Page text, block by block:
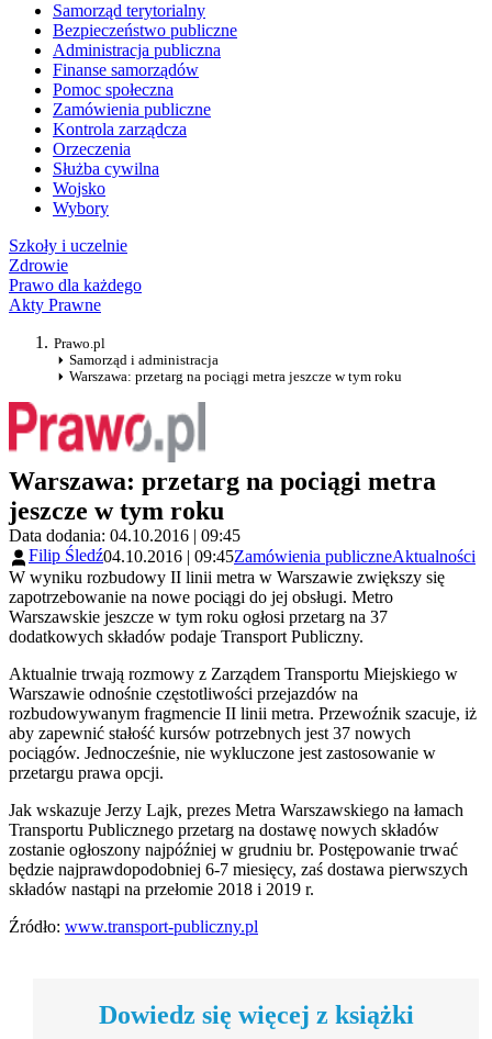
Samorząd terytorialny
Bezpieczeństwo publiczne
Administracja publiczna
Finanse samorządów
Pomoc społeczna
Zamówienia publiczne
Kontrola zarządcza
Orzeczenia
Służba cywilna
Wojsko
Wybory
Szkoły i uczelnie
Zdrowie
Prawo dla każdego
Akty Prawne
Prawo.pl
Samorząd i administracja
Warszawa: przetarg na pociągi metra jeszcze w tym roku
Warszawa: przetarg na pociągi metra
jeszcze w tym roku
Data dodania: 04.10.2016 | 09:45
Filip Śledź04.10.2016 | 09:45Zamówienia publiczneAktualności
W wyniku rozbudowy II linii metra w Warszawie zwiększy się
zapotrzebowanie na nowe pociągi do jej obsługi. Metro
Warszawskie jeszcze w tym roku ogłosi przetarg na 37
dodatkowych składów podaje Transport Publiczny.
Aktualnie trwają rozmowy z Zarządem Transportu Miejskiego w
Warszawie odnośnie częstotliwości przejazdów na
rozbudowywanym fragmencie II linii metra. Przewoźnik szacuje, iż
aby zapewnić stałość kursów potrzebnych jest 37 nowych
pociągów. Jednocześnie, nie wykluczone jest zastosowanie w
przetargu prawa opcji.
Jak wskazuje Jerzy Lajk, prezes Metra Warszawskiego na łamach
Transportu Publicznego przetarg na dostawę nowych składów
zostanie ogłoszony najpóźniej w grudniu br. Postępowanie trwać
będzie najprawdopodobniej 6-7 miesięcy, zaś dostawa pierwszych
składów nastąpi na przełomie 2018 i 2019 r.
Źródło: www.transport-publiczny.pl
Dowiedz się więcej z książki